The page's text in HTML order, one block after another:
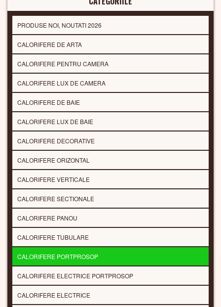
PRODUSE NOI, NOUTATI 2026
CALORIFERE DE ARTA
CALORIFERE PENTRU CAMERA
CALORIFERE LUX DE CAMERA
CALORIFERE DE BAIE
CALORIFERE LUX DE BAIE
CALORIFERE DECORATIVE
CALORIFERE ORIZONTAL
CALORIFERE VERTICALE
CALORIFERE SECTIONALE
CALORIFERE PANOU
CALORIFERE TUBULARE
CALORIFERE PORTPROSOP
CALORIFERE ELECTRICE PORTPROSOP
CALORIFERE ELECTRICE